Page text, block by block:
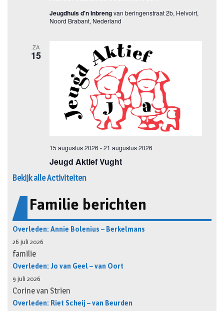
Bekijk alle Activiteiten
Familie berichten
Overleden: Annie Bolenius – Berkelmans
26 juli 2026
familie
Overleden: Jo van Geel – van Oort
9 juli 2026
Corine van Strien
Overleden: Riet Scheij – van Beurden